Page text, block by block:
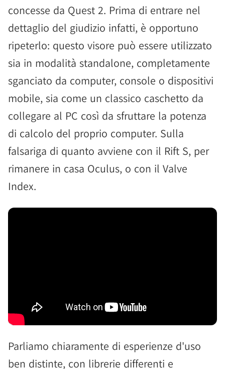
concesse da Quest 2. Prima di entrare nel
dettaglio del giudizio infatti, è opportuno
ripeterlo: questo visore può essere utilizzato
sia in modalità standalone, completamente
sganciato da computer, console o dispositivi
mobile, sia come un classico caschetto da
collegare al PC così da sfruttare la potenza
di calcolo del proprio computer. Sulla
falsariga di quanto avviene con il Rift S, per
rimanere in casa Oculus, o con il Valve
Index.
Parliamo chiaramente di esperienze d'uso
ben distinte, con librerie differenti e